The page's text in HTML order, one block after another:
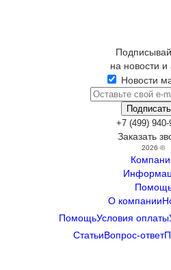
на новости и
Новости
+7 (499) 940-
Заказать
2026 ©
О компании
ПомощьУсловия оплаты
СтатьиВопрос-ответ